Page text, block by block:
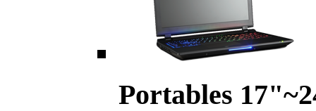
Portables